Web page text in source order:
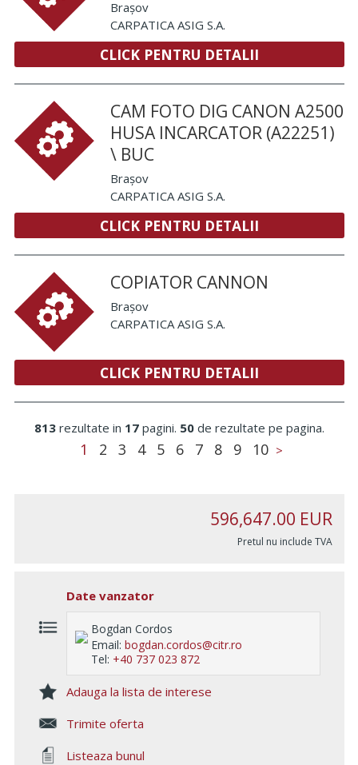
Brașov
CARPATICA ASIG S.A.
CLICK PENTRU DETALII
CAM FOTO DIG CANON A2500
HUSA INCARCATOR (A22251)
\ BUC
Brașov
CARPATICA ASIG S.A.
CLICK PENTRU DETALII
COPIATOR CANNON
Brașov
CARPATICA ASIG S.A.
CLICK PENTRU DETALII
813 rezultate in 17 pagini. 50de rezultate pe pagina.
1 2 3 4 5 6 7 8 9 10 >
596,647.00 EUR
Pretul nu include TVA
Date vanzator
Bogdan Cordos
Email: bogdan.cordos@citr.ro
Tel: +40 737 023 872
Adauga la lista de interese
Trimite oferta
Listeaza bunul